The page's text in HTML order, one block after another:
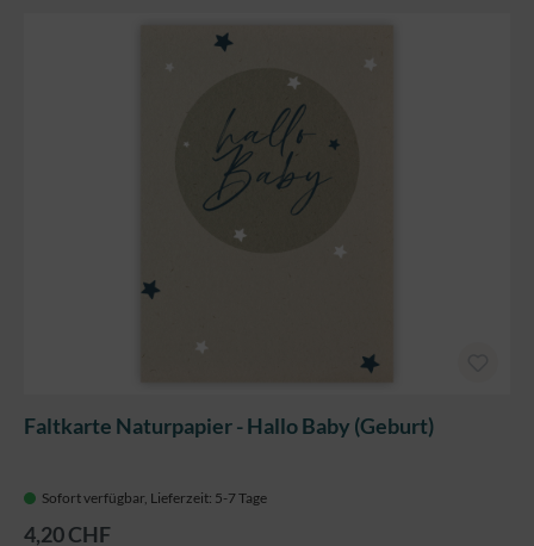
Faltkarte Naturpapier - Hallo Baby (Geburt)
Sofort verfügbar, Lieferzeit: 5-7 Tage
4,20 CHF